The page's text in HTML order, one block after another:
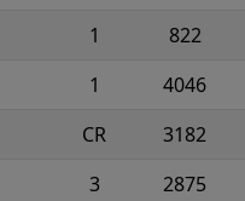
1 822
1 4046
CR 3182
3 2875